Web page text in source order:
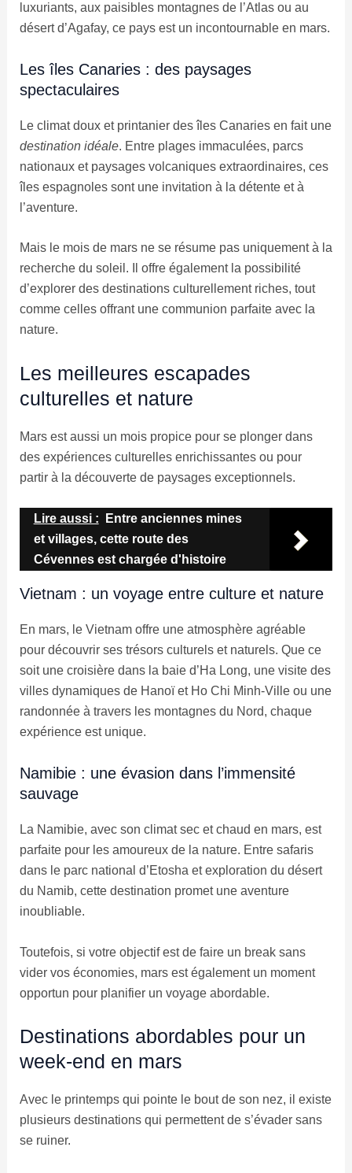
luxuriants, aux paisibles montagnes de l’Atlas ou au
désert d’Agafay, ce pays est un incontournable en mars.
Les îles Canaries : des paysages
spectaculaires
Le climat doux et printanier des îles Canaries en fait une
destination idéale. Entre plages immaculées, parcs
nationaux et paysages volcaniques extraordinaires, ces
îles espagnoles sont une invitation à la détente et à
l’aventure.
Mais le mois de mars ne se résume pas uniquement à la
recherche du soleil. Il offre également la possibilité
d’explorer des destinations culturellement riches, tout
comme celles offrant une communion parfaite avec la
nature.
Les meilleures escapades
culturelles et nature
Mars est aussi un mois propice pour se plonger dans
des expériences culturelles enrichissantes ou pour
partir à la découverte de paysages exceptionnels.
Lire aussi :
Entre anciennes mines
et villages, cette route des
Cévennes est chargée d'histoire
Vietnam : un voyage entre culture et nature
En mars, le Vietnam offre une atmosphère agréable
pour découvrir ses trésors culturels et naturels. Que ce
soit une croisière dans la baie d’Ha Long, une visite des
villes dynamiques de Hanoï et Ho Chi Minh-Ville ou une
randonnée à travers les montagnes du Nord, chaque
expérience est unique.
Namibie : une évasion dans l’immensité
sauvage
La Namibie, avec son climat sec et chaud en mars, est
parfaite pour les amoureux de la nature. Entre safaris
dans le parc national d’Etosha et exploration du désert
du Namib, cette destination promet une aventure
inoubliable.
Toutefois, si votre objectif est de faire un break sans
vider vos économies, mars est également un moment
opportun pour planifier un voyage abordable.
Destinations abordables pour un
week-end en mars
Avec le printemps qui pointe le bout de son nez, il existe
plusieurs destinations qui permettent de s’évader sans
se ruiner.